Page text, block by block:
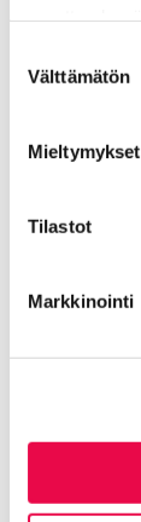
valinta
Välttämätön
Mieltymykset
Tilastot
Markkinointi